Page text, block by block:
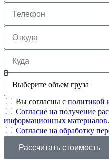
Вы согласны с политикой
Согласие на получение
информационных материалов.
Согласие на обработку
Рассчитать стоимость